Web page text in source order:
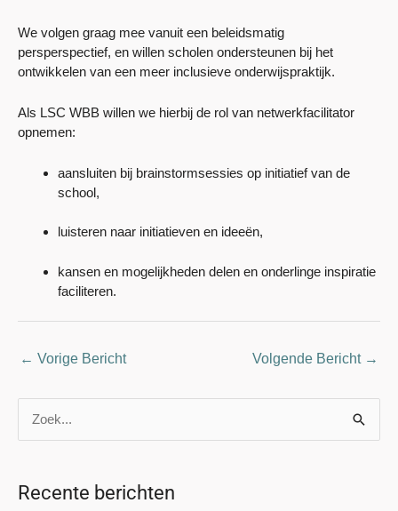
We volgen graag mee vanuit een beleidsmatig
persperspectief, en willen scholen ondersteunen bij het
ontwikkelen van een meer inclusieve onderwijspraktijk.
Als LSC WBB willen we hierbij de rol van netwerkfacilitator
opnemen:
aansluiten bij brainstormsessies op initiatief van de
school,
luisteren naar initiatieven en ideeën,
kansen en mogelijkheden delen en onderlinge inspiratie
faciliteren.
← Vorige Bericht Volgende Bericht →
kRecente berichten